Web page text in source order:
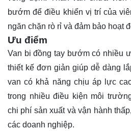
bướm để điều khiển vị trí của
ngăn chặn rò rỉ và đảm bảo hoạt
Ưu điểm
Van bi đồng tay bướm có nhiều
thiết kế đơn giản giúp dễ dàng
van có khả năng chịu áp lực
trong nhiều điều kiện môi
chi phí sản xuất và vận hành
các doanh nghiệp.